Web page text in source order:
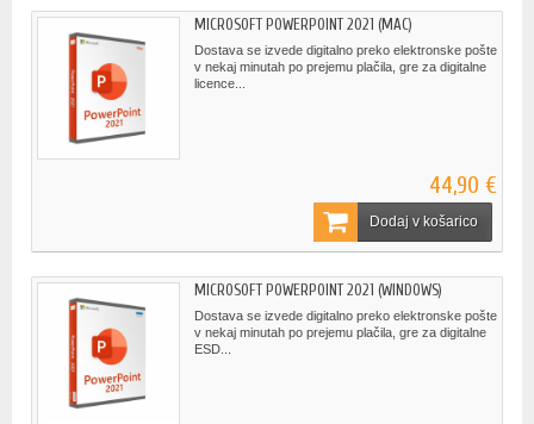
MICROSOFT POWERPOINT 2021 (MAC)
Dostava se izvede digitalno preko elektronske pošte
v nekaj minutah po prejemu plačila, gre za digitalne
licence...
44,90 €
Dodaj v košarico
MICROSOFT POWERPOINT 2021 (WINDOWS)
Dostava se izvede digitalno preko elektronske pošte
v nekaj minutah po prejemu plačila, gre za digitalne
ESD...